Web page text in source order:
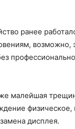
ранее
возможно,
малейшая
физическое,
дисплея.